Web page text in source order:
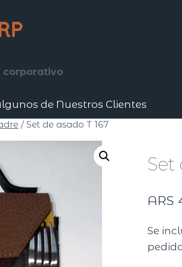
corporativo
de Nuestros Clientes
/ Set de asado T 167
Set
ARS
Se